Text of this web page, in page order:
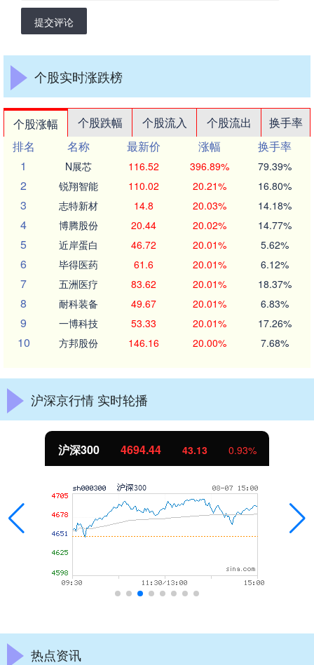
提交评论
个股实时涨跌榜
个股涨幅 个股跌幅 个股流入 个股流出
换手率
排名
名称 最新价 涨幅
换手率
1
N展芯 116.52 396.89% 79.39%
2 锐翔智能 110.02 20.21% 16.80%
3 志特新材 14.8 20.03% 14.18%
4 博腾股份 20.44 20.02% 14.77%
5 近岸蛋白 46.72 20.01% 5.62%
6 毕得医药 61.6 20.01% 6.12%
7 五洲医疗 83.62 20.01% 18.37%
8 耐科装备 49.67 20.01% 6.83%
9 一博科技 53.33 20.01% 17.26%
10 方邦股份 146.16 20.00% 7.68%
沪深京行情 实时轮播
北证50 1134.24 11.37 1.01%
热点资讯